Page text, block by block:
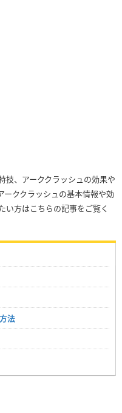
技、アーククラッシュの効果や
ーククラッシュの基本情報や効
い方はこちらの記事をご覧く
法